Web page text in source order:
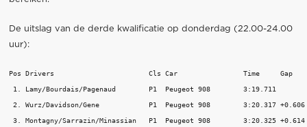
De uitslag van de derde kwalificatie op donderdag (22.00-24.00
uur):
Pos Drivers                       Cls Car                Time     Gap
1. Lamy/Bourdais/Pagenaud        P1  Peugeot 908        3:19.711
2. Wurz/Davidson/Gene            P1  Peugeot 908        3:20.317 +0.606
3. Montagny/Sarrazin/Minassian   P1  Peugeot 908        3:20.325 +0.614